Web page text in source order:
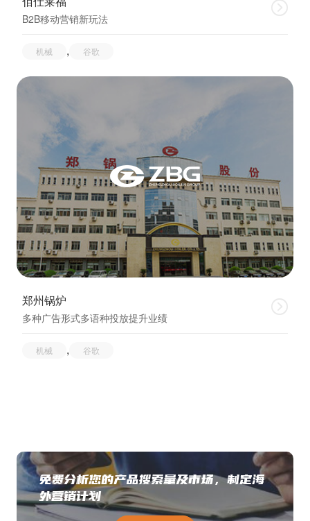
B2B移动营销新玩法
机械 , 谷歌
郑州锅炉
多种广告形式多语种投放提升业绩
机械 , 谷歌
免费分析您的产品搜索量及市场，制定海
外营销计划